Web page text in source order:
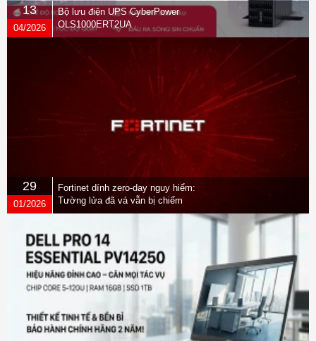
13
04/2026
Bộ lưu điện UPS CyberPower
OLS1000ERT2UA
29
01/2026
Fortinet dính zero-day nguy hiểm:
Tường lửa đã vá vẫn bị chiếm
quyền